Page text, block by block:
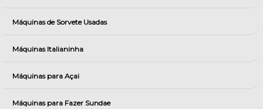
Máquinas de Sorvete Usadas
Máquinas Italianinha
Máquinas para Açai
Máquinas para Fazer Sundae